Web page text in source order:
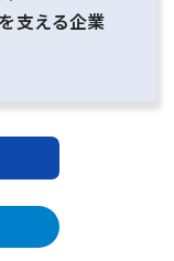
支える企業